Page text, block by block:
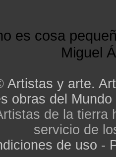
es cosa
Miguel
Artistas y arte.
obras del Mundo
de la tierra
servicio de
de uso -